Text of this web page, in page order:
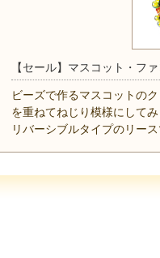
【セール】マスコット・
ビーズで作るマスコットの
を重ねてねじり模様にして
リバーシブルタイプのリース